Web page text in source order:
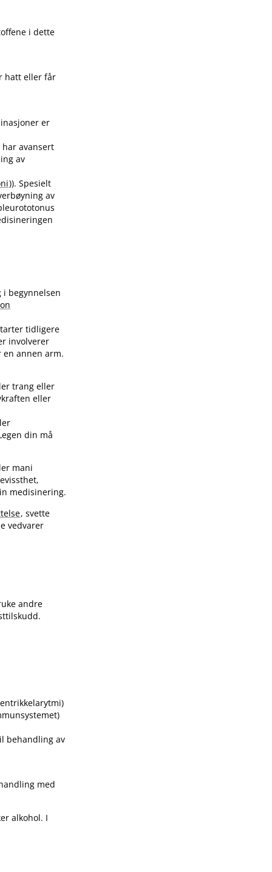
i dette
hatt eller får
er
avansert
av
)). Spesielt
av
begynnelsen
tidligere
involverer
annen arm.
trang eller
eller
din må
mani
medisinering.
, svette
vedvarer
andre
behandling av
med
alkohol. I